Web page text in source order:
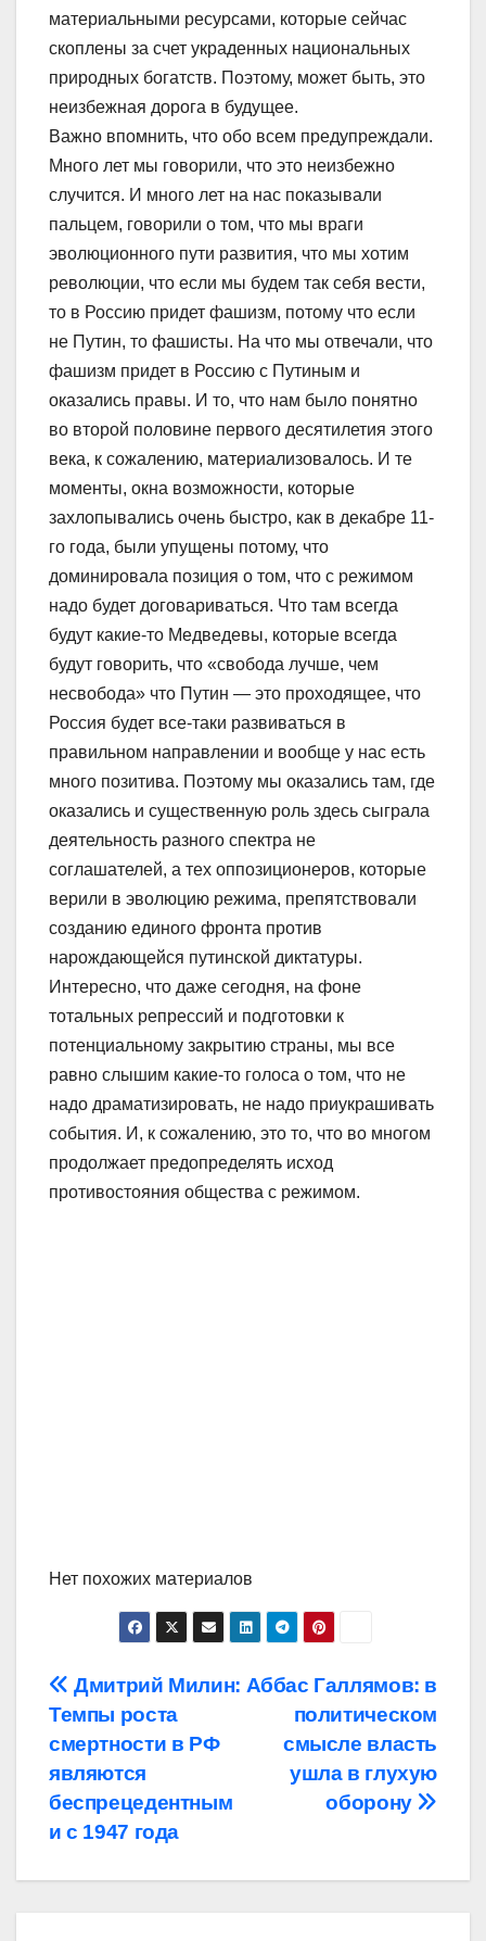
материальными ресурсами, которые сейчас
скоплены за счет украденных национальных
природных богатств. Поэтому, может быть, это
неизбежная дорога в будущее.
Важно впомнить, что обо всем предупреждали.
Много лет мы говорили, что это неизбежно
случится. И много лет на нас показывали
пальцем, говорили о том, что мы враги
эволюционного пути развития, что мы хотим
революции, что если мы будем так себя вести,
то в Россию придет фашизм, потому что если
не Путин, то фашисты. На что мы отвечали, что
фашизм придет в Россию с Путиным и
оказались правы. И то, что нам было понятно
во второй половине первого десятилетия этого
века, к сожалению, материализовалось. И те
моменты, окна возможности, которые
захлопывались очень быстро, как в декабре 11-
го года, были упущены потому, что
доминировала позиция о том, что с режимом
надо будет договариваться. Что там всегда
будут какие-то Медведевы, которые всегда
будут говорить, что «свобода лучше, чем
несвобода» что Путин — это проходящее, что
Россия будет все-таки развиваться в
правильном направлении и вообще у нас есть
много позитива. Поэтому мы оказались там, где
оказались и существенную роль здесь сыграла
деятельность разного спектра не
соглашателей, а тех оппозиционеров, которые
верили в эволюцию режима, препятствовали
созданию единого фронта против
нарождающейся путинской диктатуры.
Интересно, что даже сегодня, на фоне
тотальных репрессий и подготовки к
потенциальному закрытию страны, мы все
равно слышим какие-то голоса о том, что не
надо драматизировать, не надо приукрашивать
события. И, к сожалению, это то, что во многом
продолжает предопределять исход
противостояния общества с режимом.
Нет похожих материалов
Навигация
по
записям
Аббас Галлямов: в
политическом
смысле власть
ушла в глухую
оборону
Дмитрий Милин:
Темпы роста
смертности в РФ
являются
беспрецедентным
и с 1947 года